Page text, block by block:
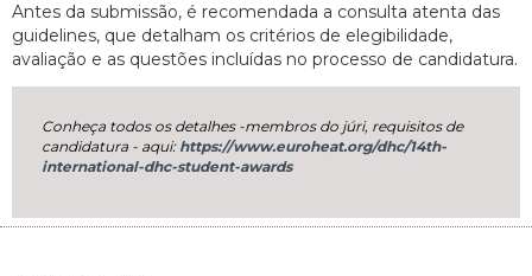
Antes da submissão, é recomendada a consulta atenta das
guidelines, que detalham os critérios de elegibilidade,
avaliação e as questões incluídas no processo de candidatura.
Conheça todos os detalhes -membros do júri, requisitos de
candidatura - aqui: https://www.euroheat.org/dhc/14th-
international-dhc-student-awards